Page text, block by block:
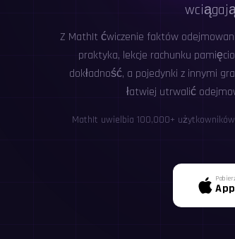
Z MathIt ćwiczenie faktów
praktyka, lekcje rachunku
dokładność, a pojedynki z innymi
łatwiej utrwalić
MathIt uwielbia 100,000+